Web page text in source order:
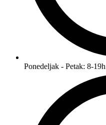
Ponedeljak - Petak: 8-19h